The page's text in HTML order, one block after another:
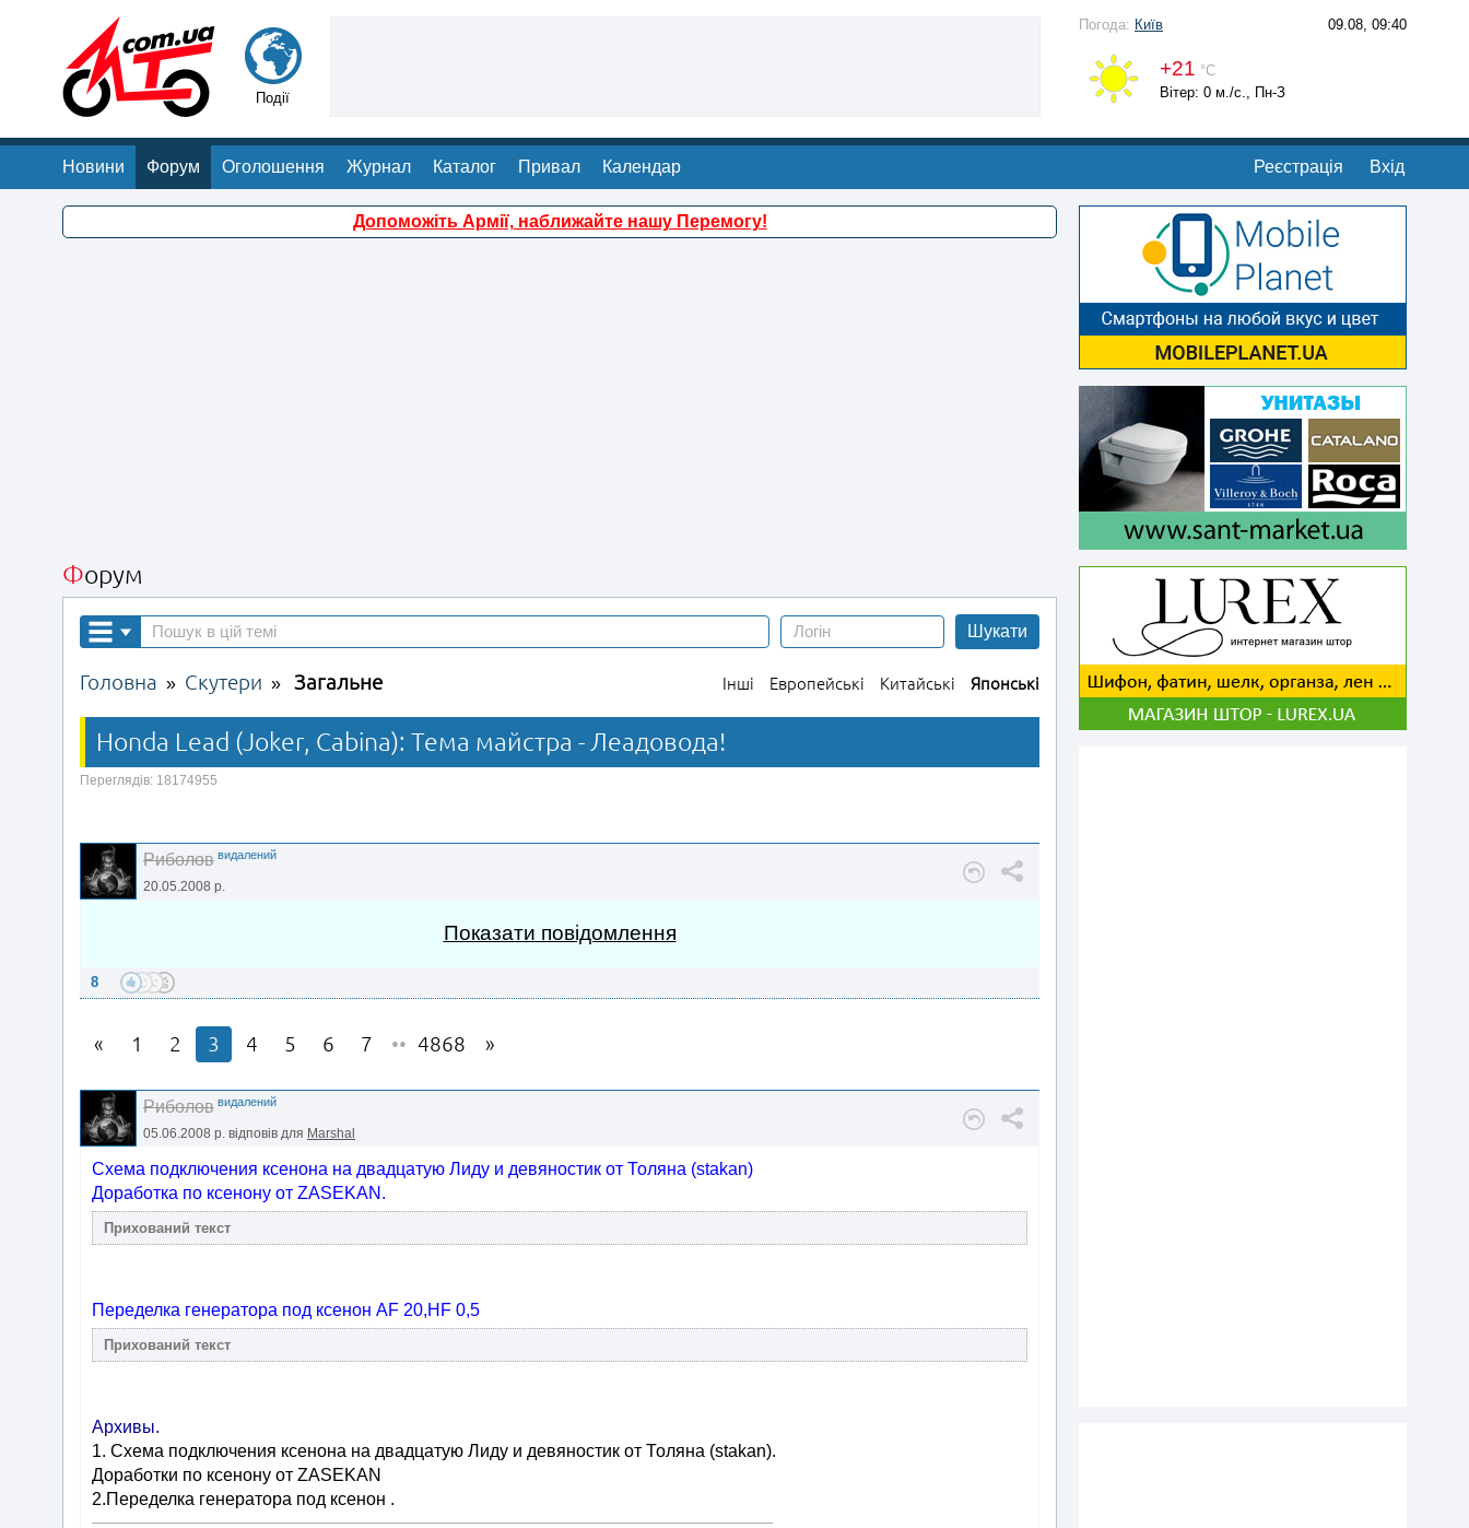
Події
Погода: Київ 09.08, 09:40
+21 °С
Вітер: 0 м./с., Пн-З
Новини Форум Оголошення Журнал Каталог Привал Календар Реєстрація Вхід
Допоможіть Армії, наближайте нашу Перемогу!
Форум
Шукати
Головна » Скутери » Загальне Інші Европейські Китайські Японські
Honda Lead (Joker, Cabina): Тема майстра - Леадовода!
Переглядів: 18174955
Риболов видалений
20.05.2008 р.
Показати повідомлення
8
1 2 3 4 5 6 7 •• 4868
Риболов видалений
05.06.2008 р. відповів для Marshal
Схема подключения ксенона на двадцатую Лиду и девяностик от Толяна (stakan)
Доработка по ксенону от ZASEKAN.
Переделка генератора под ксенон AF 20,НF 0,5
Архивы.
1. Схема подключения ксенона на двадцатую Лиду и девяностик от Толяна (stakan).
Доработки по ксенону от ZASEKAN
2.Переделка генератора под ксенон .